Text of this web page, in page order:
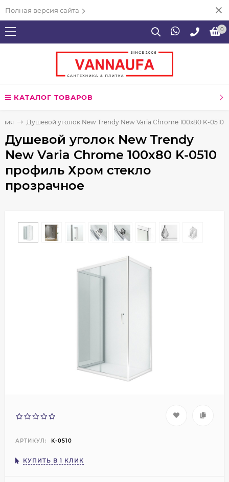
Полная версия сайта
0
КАТАЛОГ ТОВАРОВ
Душевой уголок New Trendy New Varia Chrome 100х80 K-
Душевой уголок New Trendy
New Varia Chrome 100х80 K-0510
профиль Хром стекло
прозрачное
АРТИКУЛ: K-0510
КУПИТЬ В 1 КЛИК